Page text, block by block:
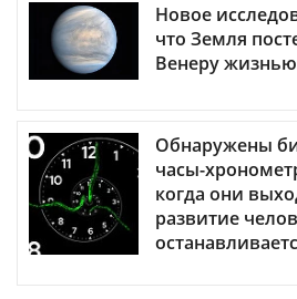
Новое
что Земля
Венеру жизнью
Обнаружены
часы-
когда они
развитие